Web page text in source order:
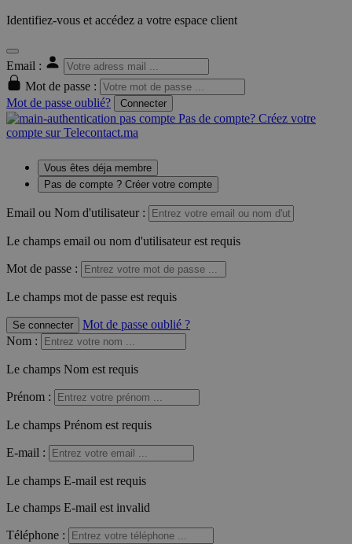
Identifiez-vous et accédez a votre espace client
Email :
Mot de passe :
Mot de passe oublié?
Connecter
Pas de compte? Créez votre
compte sur Telecontact.ma
Vous êtes déja membre
Pas de compte ? Créer votre compte
Email ou Nom d'utilisateur :
Le champs email ou nom d'utilisateur est requis
Mot de passe :
Le champs mot de passe est requis
Se connecter
Mot de passe oublié ?
Nom :
Le champs Nom est requis
Prénom :
Le champs Prénom est requis
E-mail :
Le champs E-mail est requis
Le champs E-mail est invalid
Téléphone :